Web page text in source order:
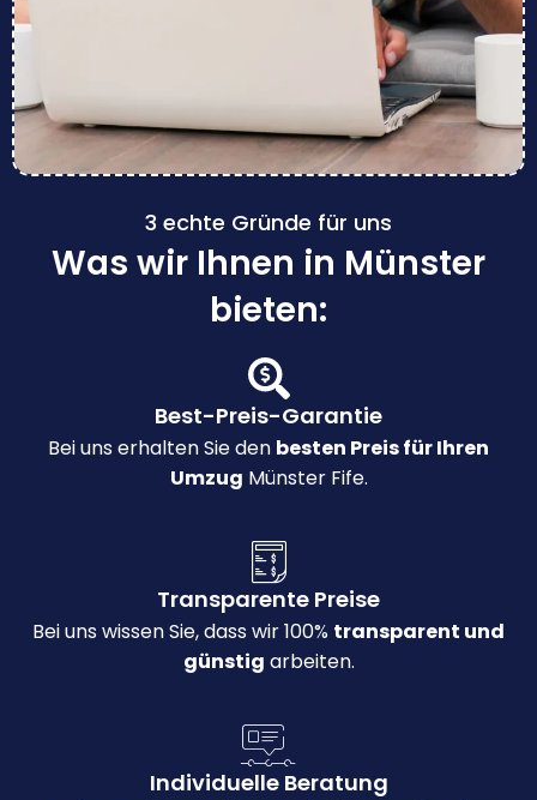
3 echte Gründe für uns
Was wir Ihnen in Münster
bieten:
Best-Preis-Garantie
Bei uns erhalten Sie den besten Preis für Ihren
Umzug Münster Fife.
Transparente Preise
Bei uns wissen Sie, dass wir 100% transparent und
günstig arbeiten.
Individuelle Beratung